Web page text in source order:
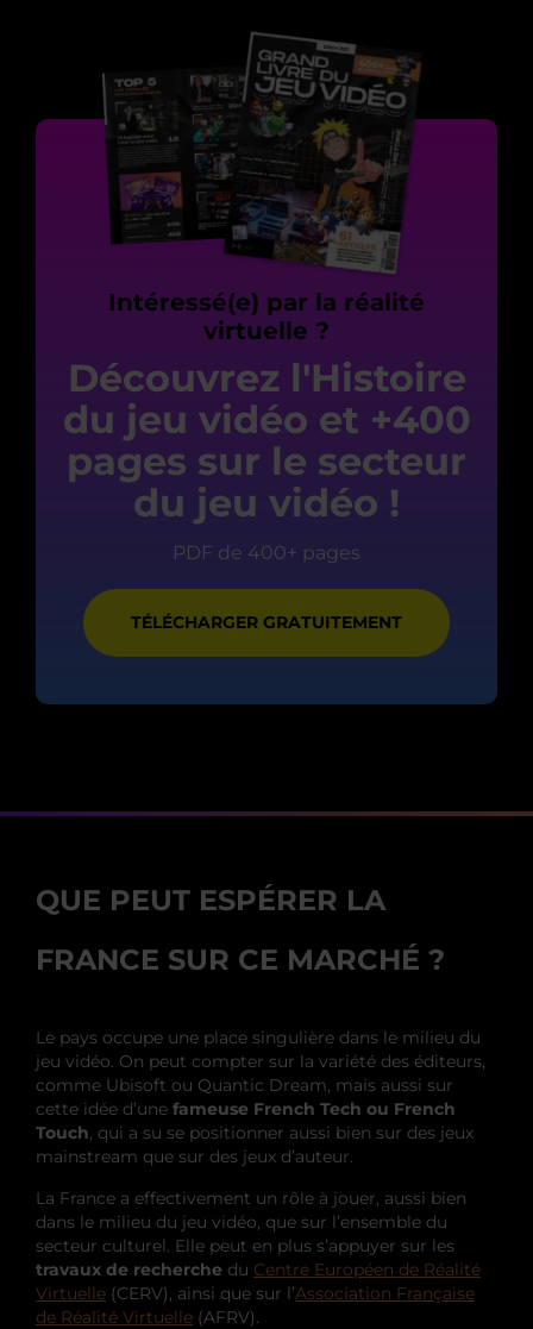
Intéressé(e) par la réalité
virtuelle ?
Découvrez l'Histoire
du jeu vidéo et +400
pages sur le secteur
du jeu vidéo !
TÉLÉCHARGER GRATUITEMENT
PDF de 400+ pages
QUE PEUT ESPÉRER LA
FRANCE SUR CE MARCHÉ ?
Le pays occupe une place singulière dans le milieu du
jeu vidéo. On peut compter sur la variété des éditeurs,
comme Ubisoft ou Quantic Dream, mais aussi sur
cette idée d’une fameuse French Tech ou French
Touch, qui a su se positionner aussi bien sur des jeux
mainstream que sur des jeux d’auteur.
La France a effectivement un rôle à jouer, aussi bien
dans le milieu du jeu vidéo, que sur l’ensemble du
secteur culturel. Elle peut en plus s’appuyer sur les
travaux de recherche du Centre Européen de Réalité
Virtuelle (CERV), ainsi que sur l’Association Française
de Réalité Virtuelle (AFRV).